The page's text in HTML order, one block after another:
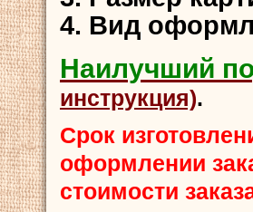
4. Вид
Наилучший
инструкция).
Срок
оформлении
стоимости